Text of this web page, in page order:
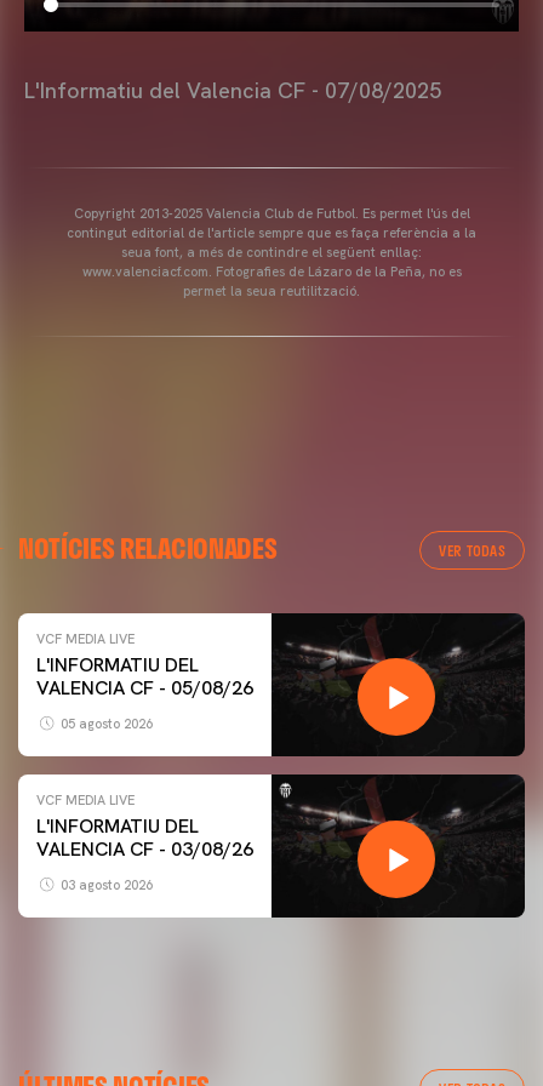
L'Informatiu del Valencia CF - 07/08/2025
Copyright 2013-2025 Valencia Club de Futbol. Es permet l'ús del
contingut editorial de l'article sempre que es faça referència a la
seua font, a més de contindre el següent enllaç:
www.valenciacf.com. Fotografies de Lázaro de la Peña, no es
permet la seua reutilització.
NOTÍCIES RELACIONADES VER TODAS
VCF MEDIA LIVE
L'INFORMATIU DEL
VALENCIA CF - 05/08/26
05 agosto 2026
VCF MEDIA LIVE
L'INFORMATIU DEL
VALENCIA CF - 03/08/26
03 agosto 2026